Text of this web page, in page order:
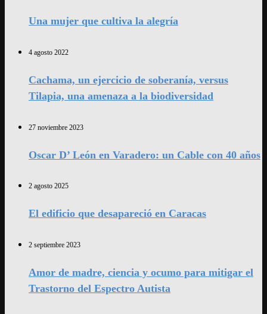
Una mujer que cultiva la alegría
4 agosto 2022
Cachama, un ejercicio de soberanía, versus
Tilapia, una amenaza a la biodiversidad
27 noviembre 2023
Oscar D’ León en Varadero: un Cable con 40 años
2 agosto 2025
El edificio que desapareció en Caracas
2 septiembre 2023
Amor de madre, ciencia y ocumo para mitigar el
Trastorno del Espectro Autista